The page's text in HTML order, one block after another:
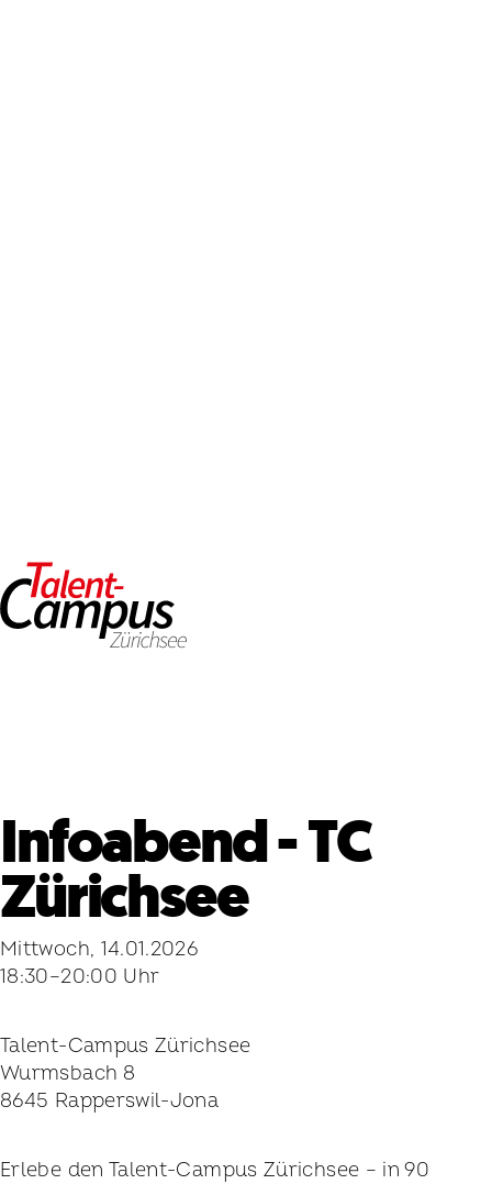
Infoabend - TC
Zürichsee
Mittwoch, 14.01.2026
18:30–20:00 Uhr
Talent-Campus Zürichsee
Wurmsbach 8
8645 Rapperswil-Jona
Erlebe den Talent-Campus Zürichsee – in 90